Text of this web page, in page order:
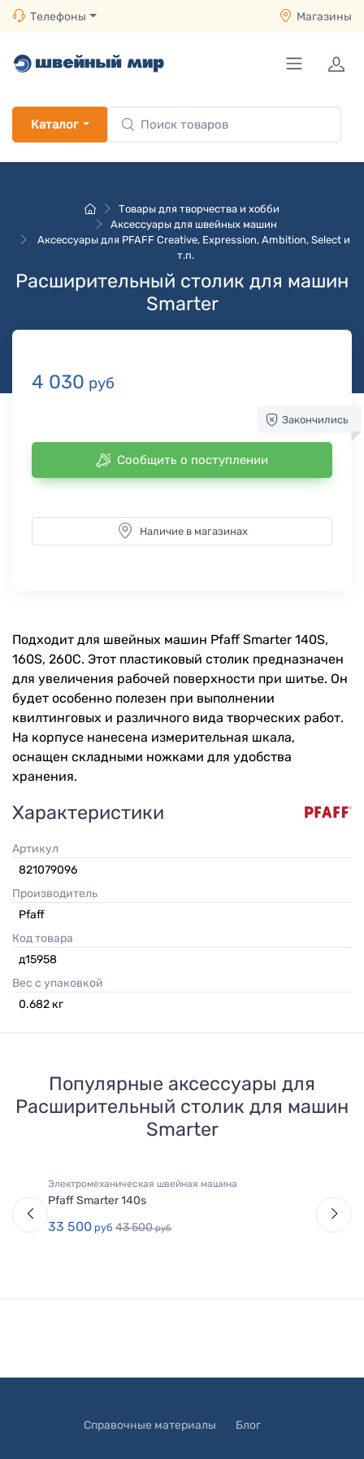
Телефоны Магазины
Каталог
Товары для творчества и хобби
Аксессуары для швейных машин
Аксессуары для PFAFF Creative, Expression, Ambition, Select и
т.п.
Расширительный столик для машин
Smarter
4 030 руб
Закончились
Сообщить о поступлении
Наличие в магазинах
Подходит для швейных машин Pfaff Smarter 140S,
160S, 260C. Этот пластиковый столик предназначен
для увеличения рабочей поверхности при шитье. Он
будет особенно полезен при выполнении
квилтинговых и различного вида творческих работ.
На корпусе нанесена измерительная шкала,
оснащен складными ножками для удобства
хранения.
Характеристики
Артикул
821079096
Производитель
Pfaff
Код товара
д15958
Вес с упаковкой
0.682 кг
Популярные аксессуары для
Расширительный столик для машин
Smarter
Электромеханическая швейная машина
Pfaff Smarter 140s
33 500 руб 43 500руб
Справочные материалы Блог